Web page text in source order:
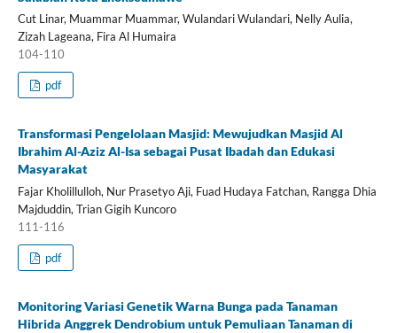
Cut Linar, Muammar Muammar, Wulandari Wulandari, Nelly Aulia,
Zizah Lageana, Fira Al Humaira
104-110
pdf
Transformasi Pengelolaan Masjid: Mewujudkan Masjid Al
Ibrahim Al-Aziz Al-Isa sebagai Pusat Ibadah dan Edukasi
Masyarakat
Fajar Kholillulloh, Nur Prasetyo Aji, Fuad Hudaya Fatchan, Rangga Dhia
Majduddin, Trian Gigih Kuncoro
111-116
pdf
Monitoring Variasi Genetik Warna Bunga pada Tanaman
Hibrida Anggrek Dendrobium untuk Pemuliaan Tanaman di